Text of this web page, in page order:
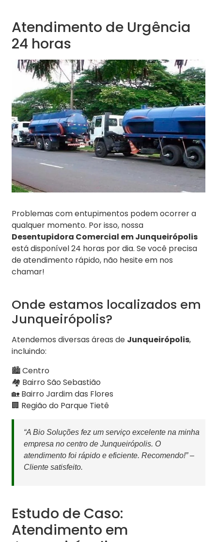
Atendimento de Urgência
24 horas
Problemas com entupimentos podem ocorrer a
qualquer momento. Por isso, nossa
Desentupidora Comercial em Junqueirópolis
está disponível 24 horas por dia. Se você precisa
de atendimento rápido, não hesite em nos
chamar!
Onde estamos localizados em
Junqueirópolis?
Atendemos diversas áreas de Junqueirópolis,
incluindo:
🏙️ Centro
🏘️ Bairro São Sebastião
🏡 Bairro Jardim das Flores
🏢 Região do Parque Tietê
“A Bio Soluções fez um serviço excelente na minha
empresa no centro de Junqueirópolis. O
atendimento foi rápido e eficiente. Recomendo!” –
Cliente satisfeito.
Estudo de Caso:
Atendimento em